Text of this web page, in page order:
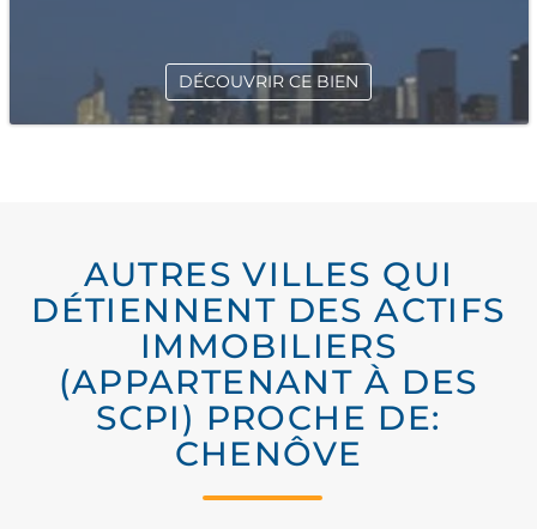
DÉCOUVRIR CE BIEN
AUTRES VILLES QUI
DÉTIENNENT DES ACTIFS
IMMOBILIERS
(APPARTENANT À DES
SCPI) PROCHE DE:
CHENÔVE